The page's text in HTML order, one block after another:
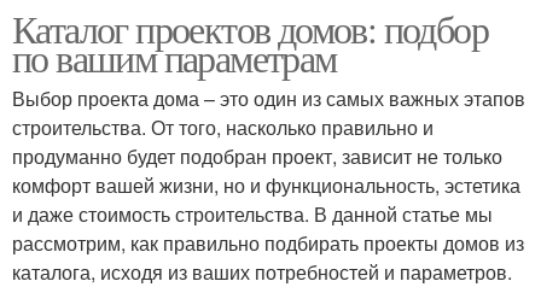
Каталог проектов домов: подбор
по вашим параметрам
Выбор проекта дома – это один из самых важных этапов
строительства. От того, насколько правильно и
продуманно будет подобран проект, зависит не только
комфорт вашей жизни, но и функциональность, эстетика
и даже стоимость строительства. В данной статье мы
рассмотрим, как правильно подбирать проекты домов из
каталога, исходя из ваших потребностей и параметров.